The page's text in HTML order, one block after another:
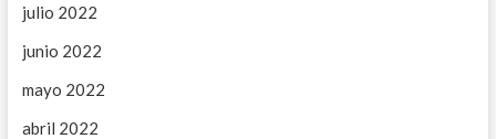
julio 2022
junio 2022
mayo 2022
abril 2022